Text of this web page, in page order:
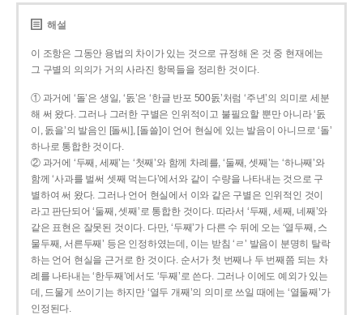
해설
이 조항은 그동안 용법의 차이가 있는 것으로 규정해 온 것 중 현재에는
그 구별의 의의가 거의 사라진 항목들을 정리한 것이다.
① 과거에 ‘돌’은 생일, ‘돐’은 ‘한글 반포 500돐’처럼 ‘주년’의 의미로 세분
해 써 왔다. 그러나 그러한 구별은 인위적이고 불필요할 뿐만 아니라 ‘돐
이, 돐을’의 발음인 [돌씨], [돌쓸]이 언어 현실에 있는 발음이 아니므로 ‘돌’
하나로 통합한 것이다.
② 과거에 ‘두째, 세째’는 ‘첫째’와 함께 차례를, ‘둘째, 셋째’는 ‘하나째’와
함께 ‘사과를 벌써 셋째 먹는다’에서와 같이 수량을 나타내는 것으로 구
별하여 써 왔다. 그러나 언어 현실에서 이와 같은 구별은 인위적인 것이
라고 판단되어 ‘둘째, 셋째’로 통합한 것이다. 따라서 ‘두째, 세째, 네째’와
같은 표현은 잘못된 것이다. 다만, ‘두째’가 다른 수 뒤에 오는 ‘열두째, 스
물두째, 서른두째’ 등은 인정하였는데, 이는 받침 ‘ㄹ’ 발음이 분명히 탈락
하는 언어 현실을 근거로 한 것이다. 순서가 첫 번째나 두 번째쯤 되는 차
례를 나타내는 ‘한두째’에서도 ‘두째’로 쓴다. 그러나 이에도 예외가 있는
데, 드물게 쓰이기는 하지만 ‘열두 개째’의 의미로 쓰일 때에는 ‘열둘째’가
인정된다.